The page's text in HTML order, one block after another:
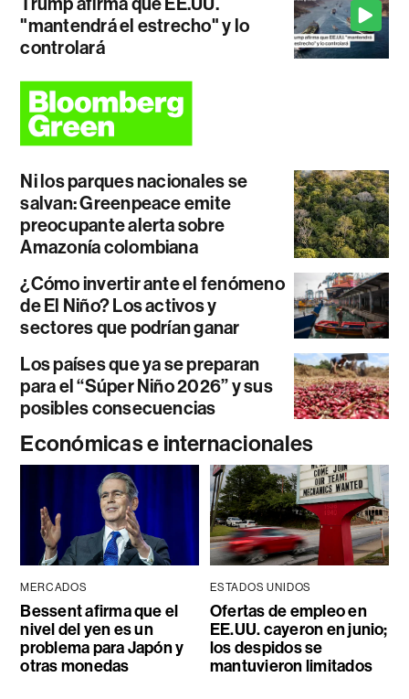
"mantendrá el estrecho" y lo
controlará
Ni los parques nacionales se
salvan: Greenpeace emite
preocupante alerta sobre
Amazonía colombiana
¿Cómo invertir ante el fenómeno
de El Niño? Los activos y
sectores que podrían ganar
Los países que ya se preparan
para el “Súper Niño 2026” y sus
posibles consecuencias
Económicas e internacionales
MERCADOS
Bessent afirma que el
nivel del yen es un
problema para Japón y
otras monedas
ESTADOS UNIDOS
Ofertas de empleo en
EE.UU. cayeron en junio;
los despidos se
mantuvieron limitados